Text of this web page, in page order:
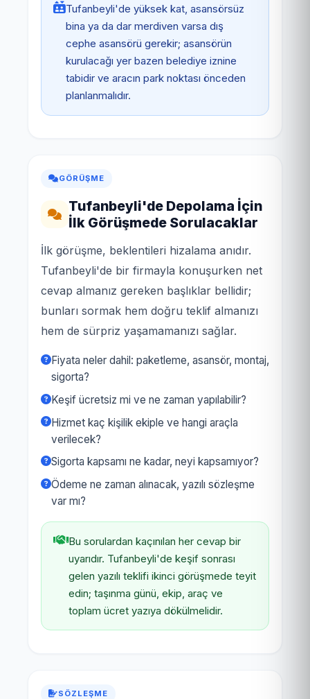
Tufanbeyli'de yüksek kat, asansörsüz
bina ya da dar merdiven varsa dış
cephe asansörü gerekir; asansörün
kurulacağı yer bazen belediye iznine
tabidir ve aracın park noktası önceden
planlanmalıdır.
GÖRÜŞME
Tufanbeyli'de Depolama İçin
İlk Görüşmede Sorulacaklar
İlk görüşme, beklentileri hizalama anıdır.
Tufanbeyli'de bir firmayla konuşurken net
cevap almanız gereken başlıklar bellidir;
bunları sormak hem doğru teklif almanızı
hem de sürpriz yaşamamanızı sağlar.
Fiyata neler dahil: paketleme, asansör, montaj,
sigorta?
Keşif ücretsiz mi ve ne zaman yapılabilir?
Hizmet kaç kişilik ekiple ve hangi araçla
verilecek?
Sigorta kapsamı ne kadar, neyi kapsamıyor?
Ödeme ne zaman alınacak, yazılı sözleşme
var mı?
Bu sorulardan kaçınılan her cevap bir
uyarıdır. Tufanbeyli'de keşif sonrası
gelen yazılı teklifi ikinci görüşmede teyit
edin; taşınma günü, ekip, araç ve
toplam ücret yazıya dökülmelidir.
SÖZLEŞME